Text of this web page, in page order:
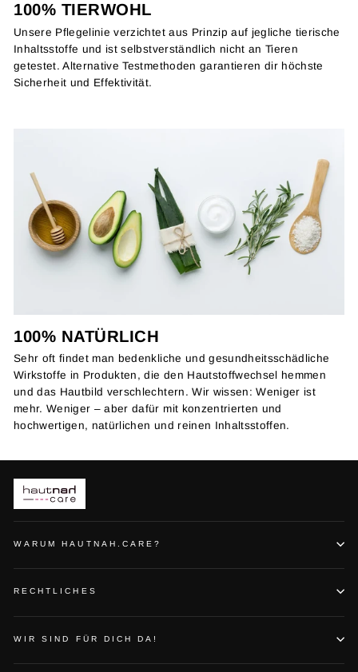
100% TIERWOHL
Unsere Pflegelinie verzichtet aus Prinzip auf jegliche tierische
Inhaltsstoffe und ist selbstverständlich nicht an Tieren
getestet. Alternative Testmethoden garantieren dir höchste
Sicherheit und Effektivität.
100% NATÜRLICH
Sehr oft findet man bedenkliche und gesundheitsschädliche
Wirkstoffe in Produkten, die den Hautstoffwechsel hemmen
und das Hautbild verschlechtern. Wir wissen: Weniger ist
mehr. Weniger – aber dafür mit konzentrierten und
hochwertigen, natürlichen und reinen Inhaltsstoffen.
WARUM HAUTNAH.CARE?
RECHTLICHES
WIR SIND FÜR DICH DA!